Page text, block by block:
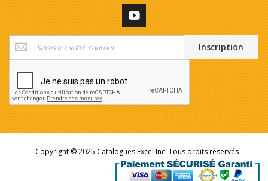
Inscription
notre
newsletter
Inscription
Copyright © 2025 Catalogues Excel Inc. Tous droits réservés